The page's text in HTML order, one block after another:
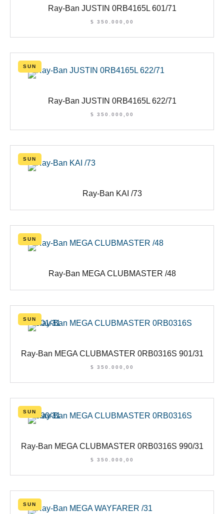
Ray-Ban JUSTIN 0RB4165L 601/71
$ 350.000,00
SUN
Ray-Ban JUSTIN 0RB4165L 622/71
$ 350.000,00
SUN
Ray-Ban KAI /73
SUN
Ray-Ban MEGA CLUBMASTER /48
SUN
Ray-Ban MEGA CLUBMASTER 0RB0316S 901/31
$ 350.000,00
SUN
Ray-Ban MEGA CLUBMASTER 0RB0316S 990/31
$ 350.000,00
SUN